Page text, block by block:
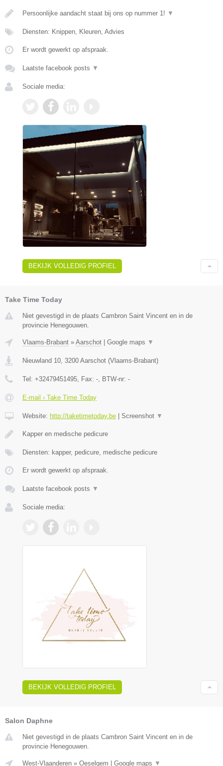
Persoonlijke aandacht staat bij ons op nummer 1! ▼
Diensten: Knippen, Kleuren, Advies
Er wordt gewerkt op afspraak.
Laatste facebook posts ▼
Sociale media:
BEKIJK VOLLEDIG PROFIEL
Take Time Today
Niet gevestigd in de plaats Cambron Saint Vincent en in de
provincie Henegouwen.
Vlaams-Brabant » Aarschot Google maps ▼
Nieuwland 10, 3200 Aarschot (Vlaams-Brabant)
Tel: +32479451495, Fax: -, BTW-nr: -
E-mail › Take Time Today
Website: http://taketimetoday.be Screenshot ▼
Kapper en medische pedicure
Diensten: kapper, pedicure, medische pedicure
Er wordt gewerkt op afspraak.
Laatste facebook posts ▼
Sociale media:
BEKIJK VOLLEDIG PROFIEL
Salon Daphne
Niet gevestigd in de plaats Cambron Saint Vincent en in de
provincie Henegouwen.
West-Vlaanderen » Oeselgem Google maps ▼